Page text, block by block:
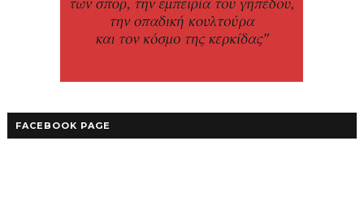
FACEBOOK PAGE